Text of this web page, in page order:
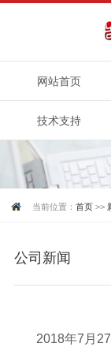
网站首页
技术支持
当前位置：首页 >>
公司新闻
2018年7月27